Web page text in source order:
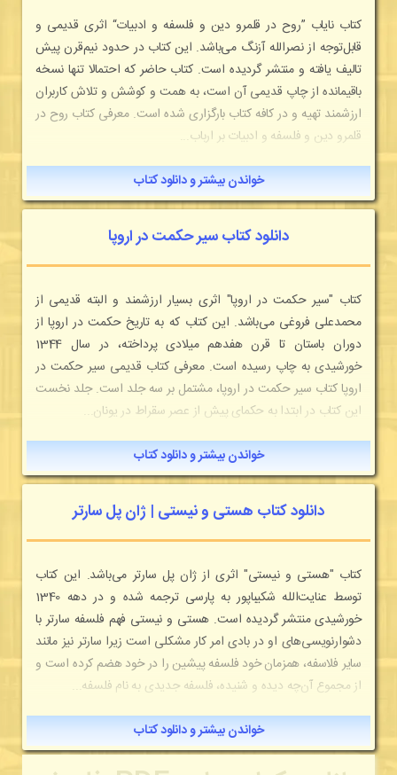
کتاب نایاب ”روح در قلمرو دین و فلسفه و ادبیات“ اثری قدیمی و
قابل‌توجه از نصرالله آزنگ می‌باشد. این کتاب در حدود نیم‌قرن پیش
تالیف یافته و منتشر گردیده است. کتاب حاضر که احتمالا تنها نسخه
باقیمانده از چاپ قدیمی آن است، به همت و کوشش و تلاش کاربران
ارزشمند تهیه و در کافه کتاب بارگزاری شده است. معرفی کتاب روح در
قلمرو دین و فلسفه و ادبیات بر ارباب...
خواندن بیشتر و دانلود کتاب
دانلود کتاب سیر حکمت در اروپا
کتاب "سیر حکمت در اروپا" اثری بسیار ارزشمند و البته قدیمی از
محمدعلی فروغی می‌باشد. این کتاب که به تاریخ حکمت در اروپا از
دوران باستان تا قرن هفدهم میلادی پرداخته، در سال 1344
خورشیدی به چاپ رسیده است. معرفی کتاب قدیمی سیر حکمت در
اروپا کتاب سیر حکمت در اروپا، مشتمل بر سه جلد است. جلد نخست
این کتاب در ابتدا به حکمای پیش از عصر سقراط در یونان...
خواندن بیشتر و دانلود کتاب
دانلود کتاب هستی و نیستی | ژان پل سارتر
کتاب "هستی و نیستی" اثری از ژان پل سارتر می‌باشد. این کتاب
توسط عنایت‌الله شکیباپور به پارسی ترجمه شده و در دهه 1340
خورشیدی منتشر گردیده است. هستی و نیستی فهم فلسفه سارتر با
دشوارنویسی‌های او در بادی امر کار مشکلی است زیرا سارتر نیز مانند
سایر فلاسفه، همزمان خود فلسفه پیشین را در خود هضم کرده است و
از مجموع آن‌چه دیده و شنیده، فلسفه جدیدی به نام فلسفه...
خواندن بیشتر و دانلود کتاب